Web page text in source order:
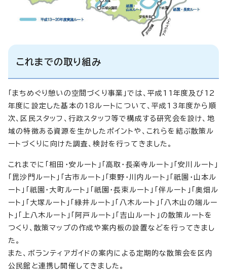
これまでの取り組み
「まちめぐり憩いの空間づくり事業」では、平成11年度及び12
年度に設定した基本の18ルートについて、平成13年度から順
次、区民スタッフ、行政スタッフ等で構成する研究会を設け、地
域の特徴ある資源を生かしたポイントや、これらを結ぶ散策ル
ートづくりに向けた調査、検討を行ってきました。
これまでに「相田・安ルート」「高取・長楽寺ルート」「安川ルート」
「毘沙門ルート」「古市ルート」「東野・川内ルート」「祇園・山本ル
ート」「祇園・大町ルート」「祇園・長束ルート」「伴ルート」「奥畑ル
ート」「大塚ルート」「緑井ルート」「八木ルート」「八木山の端ルー
ト」「上八木ルート」「阿戸ルート」「吉山ルート」の散策ルートを
つくり、散策マップの作成や案内板の設置などを行ってきまし
た。
また、ボランティアガイドの案内による定期的な散策会を区内
公民館と連携し開催してきました。